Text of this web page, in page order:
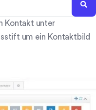
Kontakt unter
um ein Kontaktbild